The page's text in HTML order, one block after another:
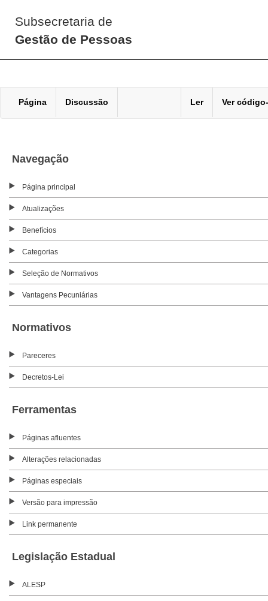
Subsecretaria de
Gestão de Pessoas
Página Discussão Ler Ver
Navegação
Página principal
Atualizações
Benefícios
Categorias
Seleção de Normativos
Vantagens Pecuniárias
Normativos
Pareceres
Decretos-Lei
Ferramentas
Páginas afluentes
Alterações relacionadas
Páginas especiais
Versão para impressão
Link permanente
Legislação Estadual
ALESP